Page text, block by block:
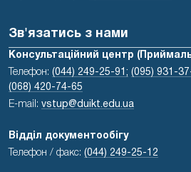
Зв'язатись з нами
Консультаційний центр
Телефон: (044) 249-25-91; (095) 931-
(068) 420-74-65
E-mail: vstup@duikt.edu.ua
Відділ документообігу
Телефон / факс: (044) 249-25-12